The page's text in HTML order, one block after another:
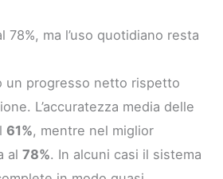
78%, ma l’uso quotidiano resta
un progresso netto rispetto
L’accuratezza media delle
61%, mentre nel miglior
al78%. In alcuni casi il sistema